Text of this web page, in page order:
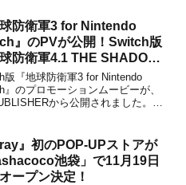
アムエディションが7,000円(税
とSwitc...
球防衛軍3 for Nintendo
』のPVが公開！Switch版
球防衛軍4.1 THE SHADOW
DESPAIR』が2022年に
れることも決定
版『地球防衛軍3 for Nintendo
』のプロモーションムービーが、
から公開されました。ま
に発売されること...
』初のPOP-UPストアが
池袋」で11月19日
ープン決定！